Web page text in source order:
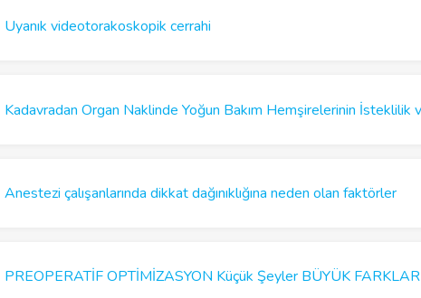
Uyanık videotorakoskopik cerrahi
Anestezi çalışanlarında dikkat dağınıklığına neden olan faktörler
PREOPERATİF OPTİMİZASYON Küçük Şeyler BÜYÜK FARKLAR